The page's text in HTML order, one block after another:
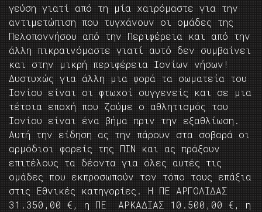
γεύση γιατί από τη μία χαιρόμαστε για την
αντιμετώπιση που τυγχάνουν οι ομάδες της
Πελοποννήσου από την Περιφέρεια και από την
άλλη πικραινόμαστε γιατί αυτό δεν συμβαίνει
και στην μικρή περιφέρεια Ιονίων νήσων!
Δυστυχώς για άλλη μια φορά τα σωματεία του
Ιονίου είναι οι φτωχοί συγγενείς και σε μια
τέτοια εποχή που ζούμε ο αθλητισμός του
Ιονίου είναι ένα βήμα πριν την εξαθλίωση.
Αυτή την είδηση ας την πάρουν στα σοβαρά οι
αρμόδιοι φορείς της ΠΙΝ και ας πράξουν
επιτέλους τα δέοντα για όλες αυτές τις
ομάδες που εκπροσωπούν τον τόπο τους επάξια
στις Εθνικές κατηγορίες. Η ΠΕ ΑΡΓΟΛΙΔΑΣ
31.350,00 €, η ΠΕ ΑΡΚΑΔΙΑΣ 10.500,00 €, η